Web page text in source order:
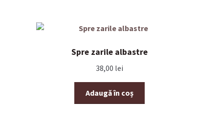
Spre zarile albastre
38,00 lei
Adaugă în coș